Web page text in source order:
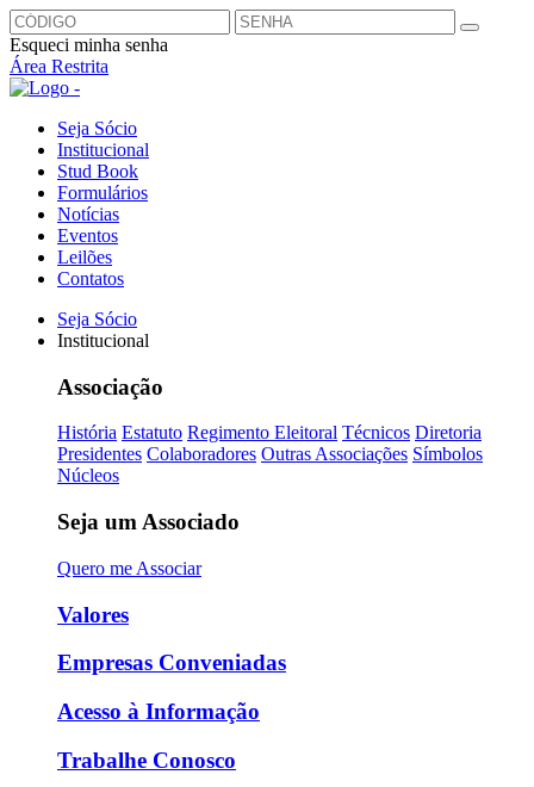
Esqueci minha senha
Área Restrita
Seja Sócio
Institucional
Stud Book
Formulários
Notícias
Eventos
Leilões
Contatos
Seja Sócio
Institucional
Associação
História Estatuto Regimento Eleitoral Técnicos Diretoria
Presidentes Colaboradores Outras Associações Símbolos
Núcleos
Seja um Associado
Quero me Associar
Valores
Empresas Conveniadas
Acesso à Informação
Trabalhe Conosco